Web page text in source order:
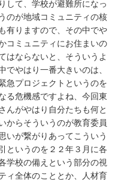
して、学校が避難所になっ
のが地域コミュニティの核
有りますので、その中でや
コミュニティにお住まいの
はならないと、そういうよ
でやはり一番大きいのは、
急プロジェクトというのを
る危機感ですよね、今回東
んがやはり自分たちも何と
からそういうのが教育委員
いが繋がりあってこういう
というのを２２年３月に各
学校の備えという部分の視
ィ全体のこととか、人材育